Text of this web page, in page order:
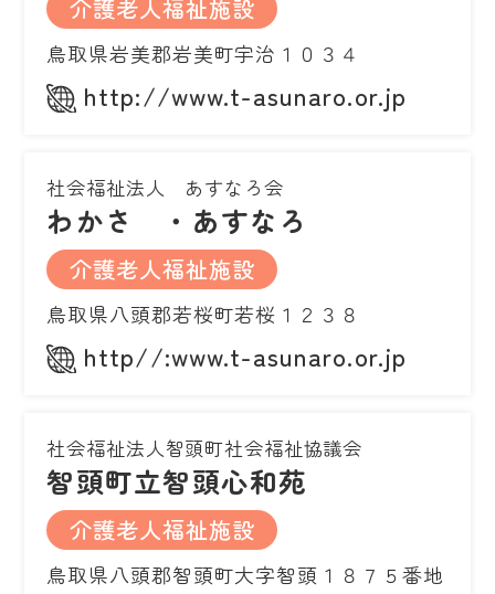
介護老人福祉施設
鳥取県岩美郡岩美町宇治１０３４
http://www.t-asunaro.or.jp
社会福祉法人 あすなろ会
わかさ ・あすなろ
介護老人福祉施設
鳥取県八頭郡若桜町若桜１２３８
http//:www.t-asunaro.or.jp
社会福祉法人智頭町社会福祉協議会
智頭町立智頭心和苑
介護老人福祉施設
鳥取県八頭郡智頭町大字智頭１８７５番地